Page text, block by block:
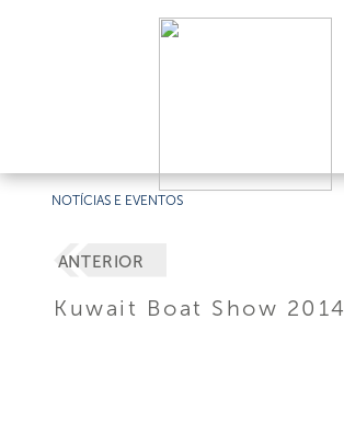
NOTÍCIAS E EVENTOS
ANTERIOR
Kuwait Boat Show 2014